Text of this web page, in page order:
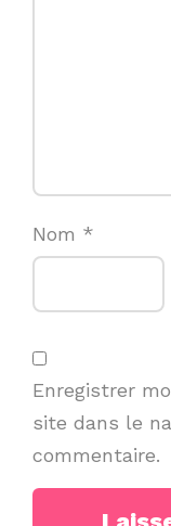
Nom *
Enregistrer
site dans le
commentaire.